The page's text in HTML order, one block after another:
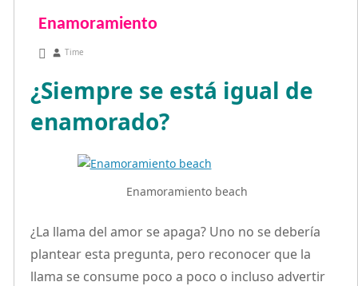
Enamoramiento
marzo 24, 2011
Time
¿Siempre se está igual de
enamorado?
Enamoramiento beach
¿La llama del amor se apaga? Uno no se debería
plantear esta pregunta, pero reconocer que la
llama se consume poco a poco o incluso advertir